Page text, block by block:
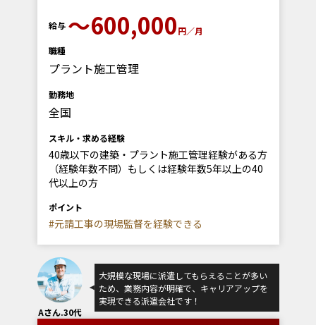
給与 ～600,000円／月
職種
プラント施工管理
勤務地
全国
スキル・求める経験
40歳以下の建築・プラント施工管理経験がある方
（経験年数不問）もしくは経験年数5年以上の40
代以上の方
ポイント
#元請工事の現場監督を経験できる
Aさん.30代
大規模な現場に派遣してもらえることが多い
ため、業務内容が明確で、キャリアアップを
実現できる派遣会社です！